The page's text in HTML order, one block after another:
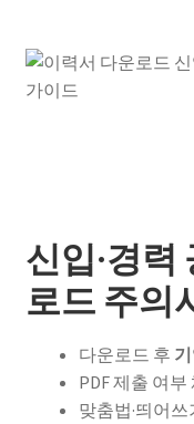
신입·경력
로드 주의
다운로드 후
PDF 제출 여
맞춤법·띄어